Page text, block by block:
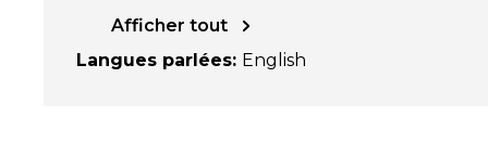
Afficher tout
Langues parlées: English